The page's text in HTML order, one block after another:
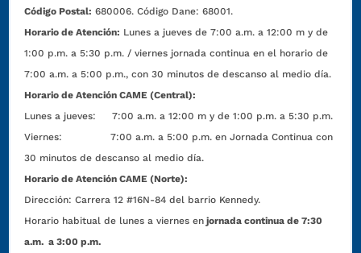
Código Postal: 680006. Código Dane: 68001.
Horario de Atención: Lunes a jueves de 7:00 a.m. a 12:00 m y de
1:00 p.m. a 5:30 p.m. / viernes jornada continua en el horario de
7:00 a.m. a 5:00 p.m., con 30 minutos de descanso al medio día.
Horario de Atención CAME (Central):
Lunes a jueves: 7:00 a.m. a 12:00 m y de 1:00 p.m. a 5:30 p.m.
Viernes: 7:00 a.m. a 5:00 p.m. en Jornada Continua con
30 minutos de descanso al medio día.
Horario de Atención CAME (Norte):
Dirección:Carrera 12 #16N-84 del barrio Kennedy.
Horario habitual de lunes a viernes en jornada continua de 7:30
a.m. a 3:00 p.m.